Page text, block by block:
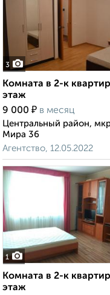
3
Комната в 2-к
этаж
9 000 ₽ в месяц
Центральный район,
Мира 36
Агентство, 12.05.2022
1
Комната в 2-к
этаж